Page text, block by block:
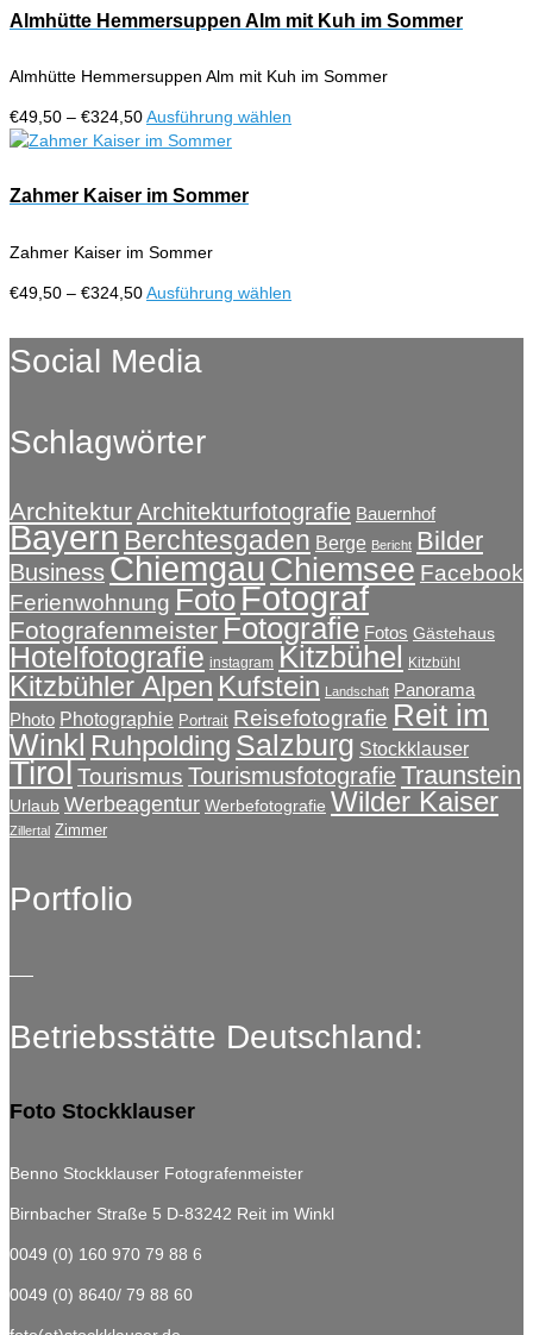
Produktseite
werden
mehrere
Varianten
Die
können
Almhütte Hemmersuppen Alm mit Kuh im Sommer
Almhütte Hemmersuppen Alm mit Kuh im Sommer
€49,50 – €324,50Preisspanne:
€49,50
€324,50
Ausführung wählen
können
Zahmer Kaiser im Sommer
Zahmer Kaiser im Sommer
€49,50 – €324,50Preisspanne:
bis
€324,50
Ausführung wählen
weist
auf
der
Produktseite
gewählt
werden
Social Media
Schlagwörter
ArchitekturArchitekturfotografie Bauernhof
Bayern Berchtesgaden Berge Bericht Bilder
BusinessChiemgauChiemsee Facebook
Ferienwohnung FotoFotograf
Fotografenmeister Fotografie Fotos Gästehaus
Hotelfotografie instagram Kitzbühel Kitzbühl
Kitzbühler Alpen Kufstein Landschaft Panorama
Photo Photographie Portrait Reisefotografie Reit im
Winkl Ruhpolding Salzburg Stockklauser
TirolTourismus TourismusfotografieTraunstein
Urlaub Werbeagentur Werbefotografie Wilder Kaiser
Zillertal Zimmer
Portfolio
Betriebsstätte Deutschland:
Foto Stockklauser
Benno Stockklauser Fotografenmeister
Birnbacher Straße 5 D-83242 Reit im Winkl
0049 (0) 160 970 79 88 6
0049 (0) 8640/ 79 88 60